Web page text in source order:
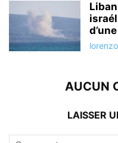
AUCUN
LAISSER